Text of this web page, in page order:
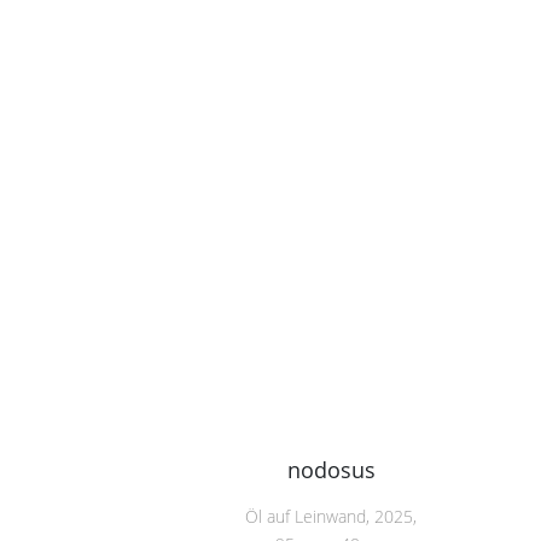
nodosus
Öl auf Leinwand, 2025,